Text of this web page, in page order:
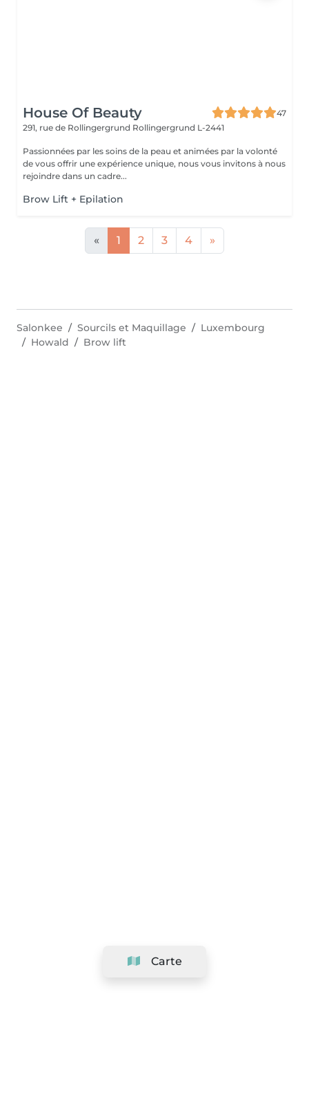
House Of Beauty
47
291, rue de Rollingergrund Rollingergrund L-2441
Passionnées par les soins de la peau et animées par la volonté
de vous offrir une expérience unique, nous vous invitons à nous
rejoindre dans un cadre...
Brow Lift + Epilation
« 1 2 3 4 »
Carte
Salonkee Sourcils et Maquillage
Luxembourg
Howald
Brow lift